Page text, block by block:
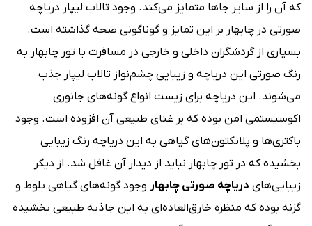
که آن را از سایر جاها متمایز می‌کند. وجود تالاب لیپار دریاچه
صورتی در چابهار بر این تمایز و گوناگونی صحه گذاشته است.
بسیاری از گردشگران داخلی و خارجی در مسافرت با تور چابهار به
رنگ صورتی این دریاچه و زیبایی چشم‌نواز تالاب لیپار جذب
می‌شوند. این دریاچه برای زیست انواع گونه‌های جانوری
اکوسیستمی امن بوده که بر غنای طبیعی آن افزوده است. وجود
باکتری‌ها و پلانکتون‌های گیاهی به این دریاچه رنگ زیبایی
بخشیده که در تور چابهار نباید از دیدار آن غافل شد. از دیگر
زیبایی‌های دریاچه صورتی چابهار وجود گونه‌های گیاهی بلوط و
گزنه بوده که منظره خارق‌العاده‌ای به این جاذبه طبیعی بخشیده